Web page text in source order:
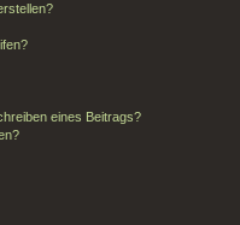
eines Beitrags?